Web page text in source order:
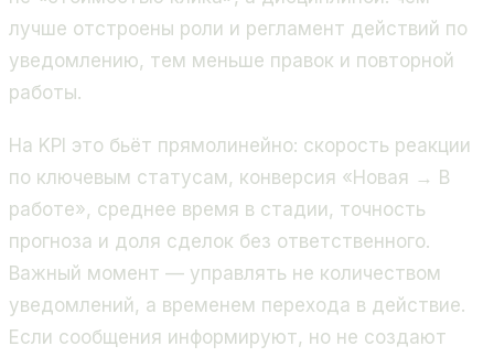
лучше отстроены роли и регламент действий по
уведомлению, тем меньше правок и повторной
работы.
На KPI это бьёт прямолинейно: скорость реакции
по ключевым статусам, конверсия «Новая → В
работе», среднее время в стадии, точность
прогноза и доля сделок без ответственного.
Важный момент — управлять не количеством
уведомлений, а временем перехода в действие.
Если сообщения информируют, но не создают